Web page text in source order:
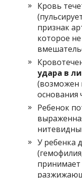
Кровь
признак
которое
удара в
(возможен
основания
Ребенок
У ребенка
принимает